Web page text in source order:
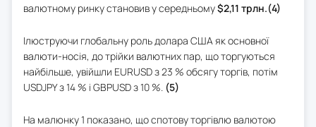
валютному ринку становив у середньому$2,11 трлн.(4)
Ілюструючи глобальну роль долара США як основної
валюти-носія, до трійки валютних пар, що торгуються
найбільше, увійшли EURUSD з 23 % обсягу торгів, потім
USDJPY з 14 % і GBPUSD з 10 %. (5)
На малюнку 1 показано, що спотову торгівлю валютою